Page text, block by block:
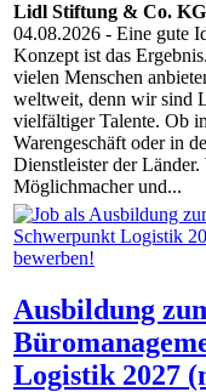
Lidl Stiftung & Co. KG
04.08.2026 - Eine gute
Konzept ist das
vielen Menschen
weltweit, denn wir sind
vielfältiger Talente. Ob
Warengeschäft oder in
Dienstleister der
Möglichmacher und...
Ausbildung
Logistik 2027